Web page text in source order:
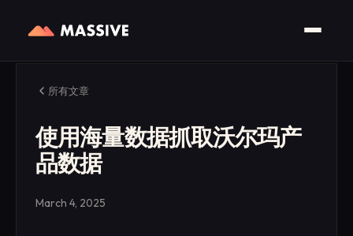
所有文章
使用海量数据抓取沃尔玛产
品数据
March 4, 2025